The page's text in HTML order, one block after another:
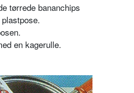
tørrede bananchips
en kagerulle.